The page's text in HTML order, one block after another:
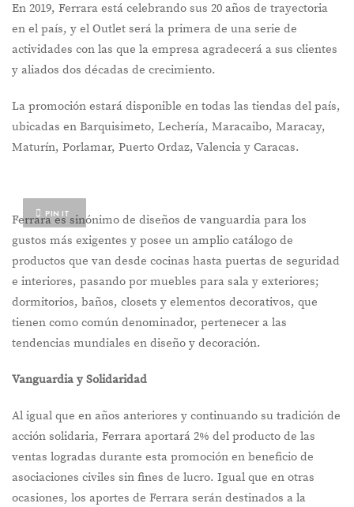
En 2019, Ferrara está celebrando sus 20 años de trayectoria
en el país, y el Outlet será la primera de una serie de
actividades con las que la empresa agradecerá a sus clientes
y aliados dos décadas de crecimiento.
La promoción estará disponible en todas las tiendas del país,
ubicadas en Barquisimeto, Lechería, Maracaibo, Maracay,
Maturín, Porlamar, Puerto Ordaz, Valencia y Caracas.
PIN IT
Ferrara es sinónimo de diseños de vanguardia para los
gustos más exigentes y posee un amplio catálogo de
productos que van desde cocinas hasta puertas de seguridad
e interiores, pasando por muebles para sala y exteriores;
dormitorios, baños, closets y elementos decorativos, que
tienen como común denominador, pertenecer a las
tendencias mundiales en diseño y decoración.
Vanguardia y Solidaridad
Al igual que en años anteriores y continuando su tradición de
acción solidaria, Ferrara aportará 2% del producto de las
ventas logradas durante esta promoción en beneficio de
asociaciones civiles sin fines de lucro. Igual que en otras
ocasiones, los aportes de Ferrara serán destinados a la